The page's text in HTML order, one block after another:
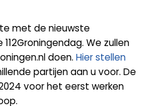
met de nieuwste
We zullen
doen. Hier stellen
partijen aan u voor. De
voor het eerst werken